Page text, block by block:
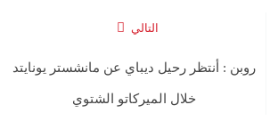
التالي
روبن : أنتظر رحيل ديباي عن مانشستر يونايتد
خلال الميركاتو الشتوي